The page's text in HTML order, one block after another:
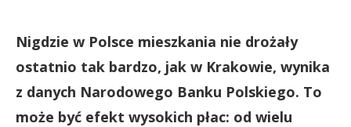
Nigdzie w Polsce mieszkania nie drożały
ostatnio tak bardzo, jak w Krakowie, wynika
z danych Narodowego Banku Polskiego. To
może być efekt wysokich płac: od wielu